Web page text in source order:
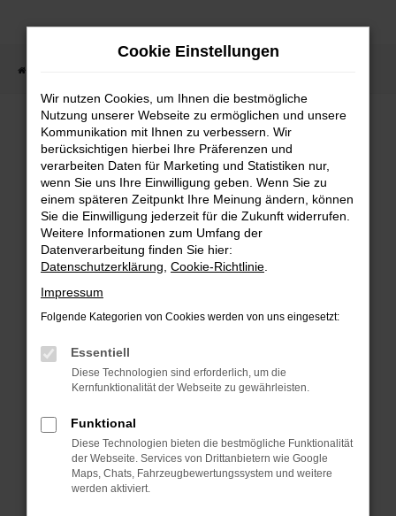
Zum
Fehler: Network Error
Beim Laden ist ein Fehler aufgetreten.
Hier sind ein paar Tipps, die dir helfen
können:
Überprüfe deine Firewall und
deine Internetverbindung.
Beispiel deine Suchmaschine?
Prüfe deine
Browsererweiterungen.
Manche Erweiterungen, wie
Werbeblocker, können das Laden
bestimmter Seiten verhindern.
Cookie Einstellungen
Wir nutzen Cookies, um Ihnen die bestmögliche
Nutzung unserer Webseite zu ermöglichen und unsere
Kommunikation mit Ihnen zu verbessern. Wir
berücksichtigen hierbei Ihre Präferenzen und
verarbeiten Daten für Marketing und Statistiken nur,
wenn Sie uns Ihre Einwilligung geben. Wenn Sie zu
einem späteren Zeitpunkt Ihre Meinung ändern, können
Sie die Einwilligung jederzeit für die Zukunft widerrufen.
Weitere Informationen zum Umfang der
Datenverarbeitung finden Sie hier:
Datenschutzerklärung Cookie-Richtlinie
Impressum
Folgende Kategorien von Cookies werden von uns eingesetzt:
Essentiell
Diese Technologien sind erforderlich, um die
Kernfunktionalität der Webseite zu gewährleisten.
Funktional
Diese Technologien bieten die bestmögliche Funktionalität
der Webseite. Services von Drittanbietern wie Google
Maps, Chats, Fahrzeugbewertungssystem und weitere
werden aktiviert.